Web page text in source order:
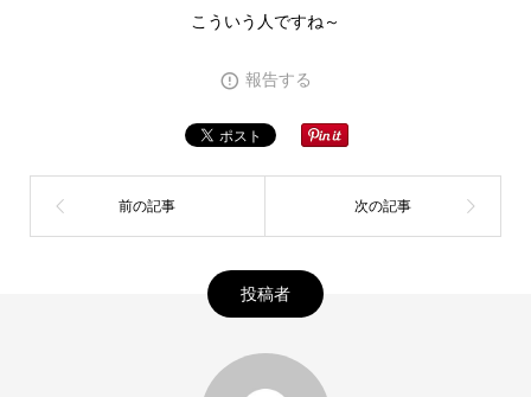
こういう人ですね～
報告する
投稿者